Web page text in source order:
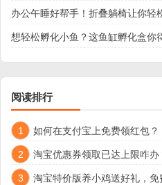
办公午睡好帮手！折叠躺椅让你轻
想轻松孵化小鱼？这鱼缸孵化盒你
阅读排行
1 如何在支付宝上免费领红包？
2 淘宝优惠券领取已达上限咋办
3 淘宝特价版养小鸡送好礼，免